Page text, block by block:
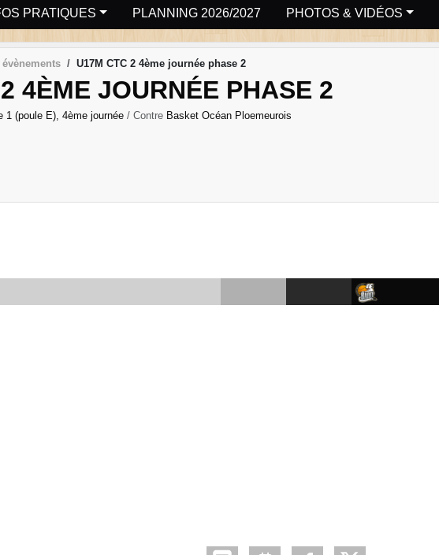
PRATIQUES PLANNING 2026/2027 PHOTOS & VIDÉOS
évènements U17M CTC 2 4ème journée phase 2
4ÈME JOURNÉE PHASE 2
1 (poule E), 4ème journée / Contre Basket Océan Ploemeurois